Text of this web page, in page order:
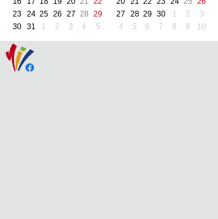
23
24 25 26 27 28
29
30
31 1 2 3 4 5
27
28 29 30 1 2
3
4
5 6 7 8 9 10